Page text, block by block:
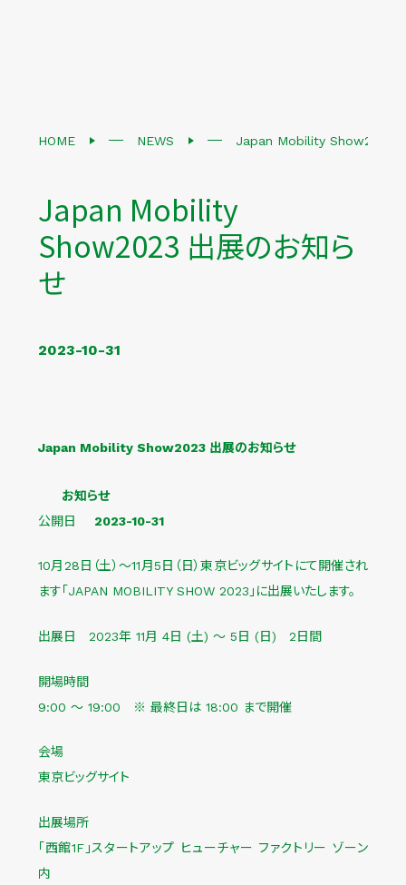
HOME NEWS Japan Mobility Show2023
Japan Mobility
Show2023 出展のお知ら
せ
2023-10-31
Japan Mobility Show2023 出展のお知らせ
お知らせ
公開日
2023-10-31
10月28日（土）～11月5日（日）東京ビッグサイトにて開催され
ます「JAPAN MOBILITY SHOW 2023」に出展いたします。
出展日 2023年 11月 4日 (土) ～ 5日 (日) 2日間
開場時間
9:00 ～ 19:00 ※ 最終日は 18:00 まで開催
会場
東京ビッグサイト
出展場所
「西館1F」スタートアップ ヒューチャー ファクトリー ゾーン
内